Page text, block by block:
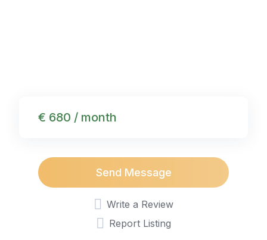
€ 680 / month
Send Message
Write a Review
Report Listing